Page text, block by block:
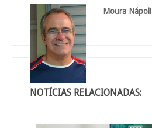
Moura Nápoli
NOTÍCIAS RELACIONADAS: